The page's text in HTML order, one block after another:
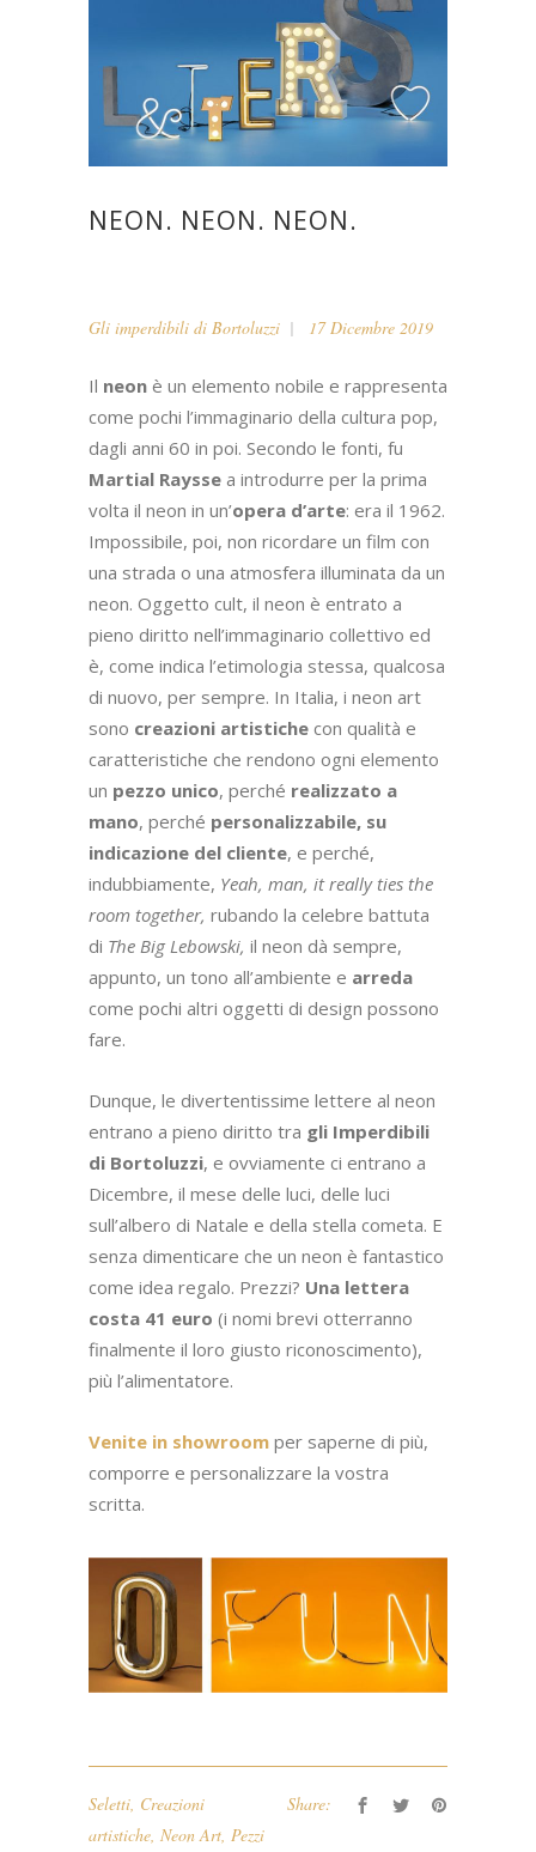
NEON. NEON. NEON.
Gli imperdibili di Bortoluzzi 17 Dicembre 2019
Il neon è un elemento nobile e rappresenta
come pochi l’immaginario della cultura pop,
dagli anni 60 in poi. Secondo le fonti, fu
Martial Raysse a introdurre per la prima
volta il neon in un’opera d’arte: era il 1962.
Impossibile, poi, non ricordare un film con
una strada o una atmosfera illuminata da un
neon. Oggetto cult, il neon è entrato a
pieno diritto nell’immaginario collettivo ed
è, come indica l’etimologia stessa, qualcosa
di nuovo, per sempre. In Italia, i neon art
sono creazioni artistiche con qualità e
caratteristiche che rendono ogni elemento
un pezzo unico, perché realizzato a
mano, perché personalizzabile, su
indicazione del cliente, e perché,
indubbiamente, Yeah, man, it really ties the
room together, rubando la celebre battuta
di The Big Lebowski, il neon dà sempre,
appunto, un tono all’ambiente e arreda
come pochi altri oggetti di design possono
fare.
Dunque, le divertentissime lettere al neon
entrano a pieno diritto tra gli Imperdibili
di Bortoluzzi, e ovviamente ci entrano a
Dicembre, il mese delle luci, delle luci
sull’albero di Natale e della stella cometa. E
senza dimenticare che un neon è fantastico
come idea regalo. Prezzi? Una lettera
costa 41 euro (i nomi brevi otterranno
finalmente il loro giusto riconoscimento),
più l’alimentatore.
Venite in showroom per saperne di più,
comporre e personalizzare la vostra
scritta.
Seletti, Creazioni
artistiche, Neon Art, Pezzi
Share: